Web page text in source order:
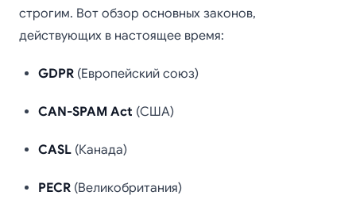
строгим. Вот обзор основных законов,
действующих в настоящее время:
GDPR (Европейский союз)
CAN-SPAM Act (США)
CASL (Канада)
PECR (Великобритания)